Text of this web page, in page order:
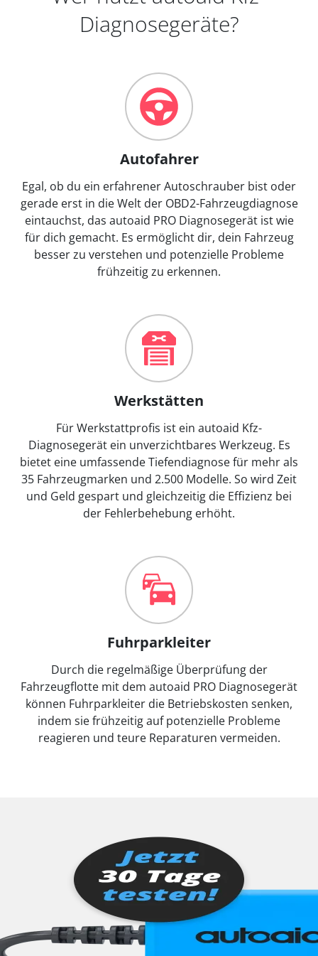
Diagnosegeräte?
Autofahrer
Egal, ob du ein erfahrener Autoschrauber bist oder
gerade erst in die Welt der OBD2-Fahrzeugdiagnose
eintauchst, das autoaid PRO Diagnosegerät ist wie
für dich gemacht. Es ermöglicht dir, dein Fahrzeug
besser zu verstehen und potenzielle Probleme
frühzeitig zu erkennen.
Werkstätten
Für Werkstattprofis ist ein autoaid Kfz-
Diagnosegerät ein unverzichtbares Werkzeug. Es
bietet eine umfassende Tiefendiagnose für mehr als
35 Fahrzeugmarken und 2.500 Modelle. So wird Zeit
und Geld gespart und gleichzeitig die Effizienz bei
der Fehlerbehebung erhöht.
Fuhrparkleiter
Durch die regelmäßige Überprüfung der
Fahrzeugflotte mit dem autoaid PRO Diagnosegerät
können Fuhrparkleiter die Betriebskosten senken,
indem sie frühzeitig auf potenzielle Probleme
reagieren und teure Reparaturen vermeiden.